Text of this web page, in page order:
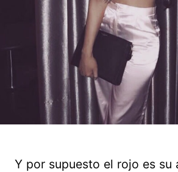
Y por supuesto el rojo es su